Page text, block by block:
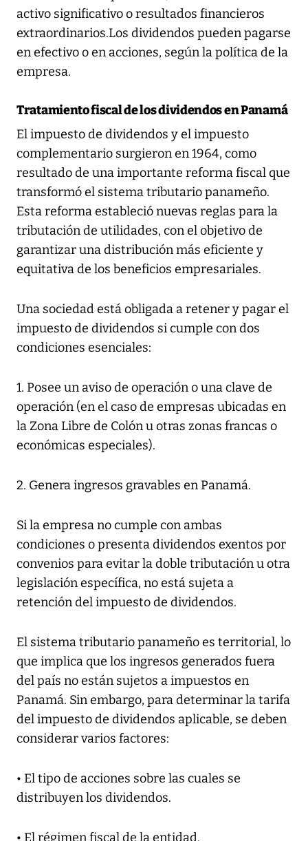
activo significativo o resultados financieros
extraordinarios.Los dividendos pueden pagarse
en efectivo o en acciones, según la política de la
empresa.
Tratamiento fiscal de los dividendos en Panamá
El impuesto de dividendos y el impuesto
complementario surgieron en 1964, como
resultado de una importante reforma fiscal que
transformó el sistema tributario panameño.
Esta reforma estableció nuevas reglas para la
tributación de utilidades, con el objetivo de
garantizar una distribución más eficiente y
equitativa de los beneficios empresariales.
Una sociedad está obligada a retener y pagar el
impuesto de dividendos si cumple con dos
condiciones esenciales:
1. Posee un aviso de operación o una clave de
operación (en el caso de empresas ubicadas en
la Zona Libre de Colón u otras zonas francas o
económicas especiales).
2. Genera ingresos gravables en Panamá.
Si la empresa no cumple con ambas
condiciones o presenta dividendos exentos por
convenios para evitar la doble tributación u otra
legislación específica, no está sujeta a
retención del impuesto de dividendos.
El sistema tributario panameño es territorial, lo
que implica que los ingresos generados fuera
del país no están sujetos a impuestos en
Panamá. Sin embargo, para determinar la tarifa
del impuesto de dividendos aplicable, se deben
considerar varios factores:
• El tipo de acciones sobre las cuales se
distribuyen los dividendos.
• El régimen fiscal de la entidad.